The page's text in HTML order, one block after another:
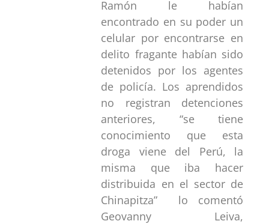
Ramón le habían
encontrado en su poder un
celular por encontrarse en
delito fragante habían sido
detenidos por los agentes
de policía. Los aprendidos
no registran detenciones
anteriores, “se tiene
conocimiento que esta
droga viene del Perú, la
misma que iba hacer
distribuida en el sector de
Chinapitza” lo comentó
Geovanny Leiva,